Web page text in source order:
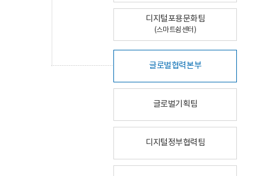
디지털포용문화팀
(스마트쉼센터)
글로벌협력본부
글로벌기획팀
디지털정부협력팀